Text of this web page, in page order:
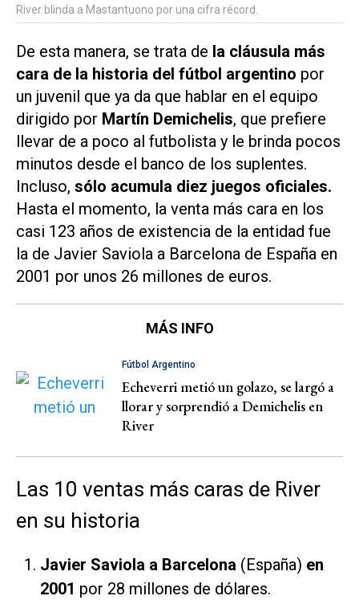
River blinda a Mastantuono por una cifra récord.
De esta manera, se trata de la cláusula más
cara de la historia del fútbol argentino por
un juvenil que ya da que hablar en el equipo
dirigido por Martín Demichelis, que prefiere
llevar de a poco al futbolista y le brinda pocos
minutos desde el banco de los suplentes.
Incluso, sólo acumula diez juegos oficiales.
Hasta el momento, la venta más cara en los
casi 123 años de existencia de la entidad fue
la de Javier Saviola a Barcelona de España en
2001 por unos 26 millones de euros.
MÁS INFO
Fútbol Argentino
Echeverri metió un golazo, se largó a
llorar y sorprendió a Demichelis en
River
Las 10 ventas más caras de River
en su historia
Javier Saviola a Barcelona (España) en
2001 por 28 millones de dólares.